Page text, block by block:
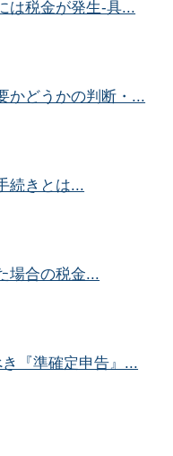
は税金が発生-具...
かどうかの判断・...
続きとは...
場合の税金...
『準確定申告』...